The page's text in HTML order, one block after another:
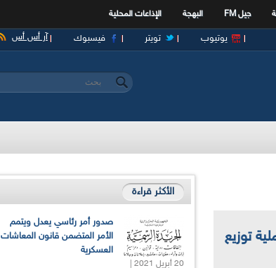
جيل FM البهجة الإذاعات المحلية
آر أس أس فيسبوك تويتر يوتيوب
استمارة البحث
‏بحث ‏
توزيع
الأكثر قراءة
صدور أمر رئاسي يعدل ويتمم
الأمر المتضمن قانون المعاشات
العسكرية
20 أبريل 2021 |